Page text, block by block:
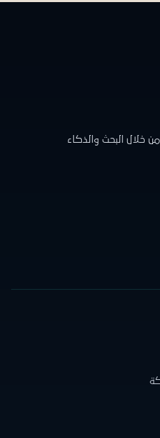
خلال البحث والذكاء